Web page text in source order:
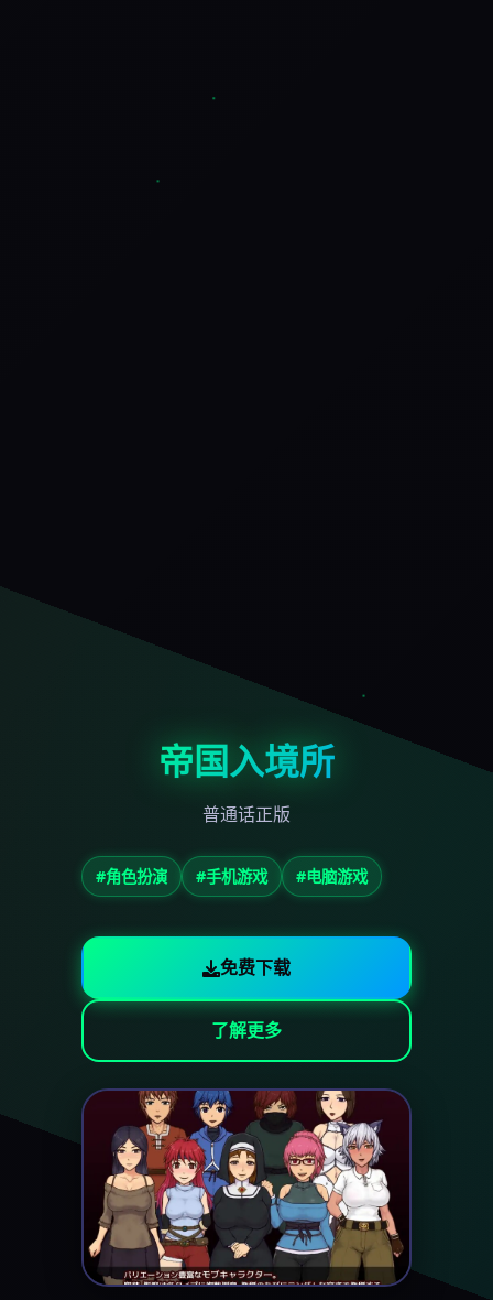
帝国入境所
普通话正版
#角色扮演 #手机游戏 #电脑游戏
免费下载
了解更多